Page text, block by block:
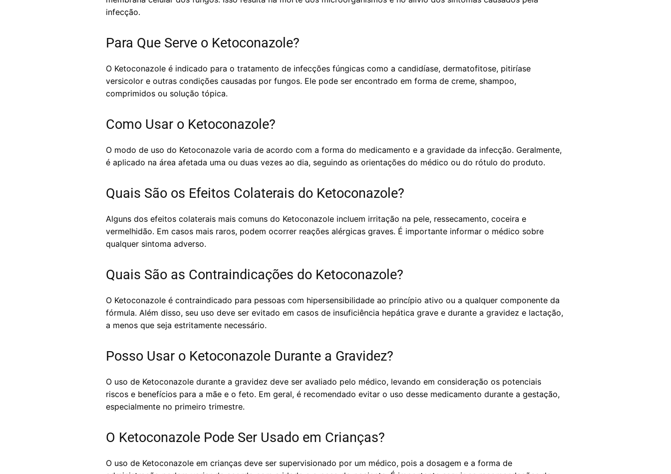
infecção.
Para Que Serve o Ketoconazole?
O Ketoconazole é indicado para o tratamento de infecções fúngicas como a candidíase, dermatofitose, pitiríase
versicolor e outras condições causadas por fungos. Ele pode ser encontrado em forma de creme, shampoo,
comprimidos ou solução tópica.
Como Usar o Ketoconazole?
O modo de uso do Ketoconazole varia de acordo com a forma do medicamento e a gravidade da infecção. Geralmente,
é aplicado na área afetada uma ou duas vezes ao dia, seguindo as orientações do médico ou do rótulo do produto.
Quais São os Efeitos Colaterais do Ketoconazole?
Alguns dos efeitos colaterais mais comuns do Ketoconazole incluem irritação na pele, ressecamento, coceira e
vermelhidão. Em casos mais raros, podem ocorrer reações alérgicas graves. É importante informar o médico sobre
qualquer sintoma adverso.
Quais São as Contraindicações do Ketoconazole?
O Ketoconazole é contraindicado para pessoas com hipersensibilidade ao princípio ativo ou a qualquer componente da
fórmula. Além disso, seu uso deve ser evitado em casos de insuficiência hepática grave e durante a gravidez e lactação,
a menos que seja estritamente necessário.
Posso Usar o Ketoconazole Durante a Gravidez?
O uso de Ketoconazole durante a gravidez deve ser avaliado pelo médico, levando em consideração os potenciais
riscos e benefícios para a mãe e o feto. Em geral, é recomendado evitar o uso desse medicamento durante a gestação,
especialmente no primeiro trimestre.
O Ketoconazole Pode Ser Usado em Crianças?
O uso de Ketoconazole em crianças deve ser supervisionado por um médico, pois a dosagem e a forma de